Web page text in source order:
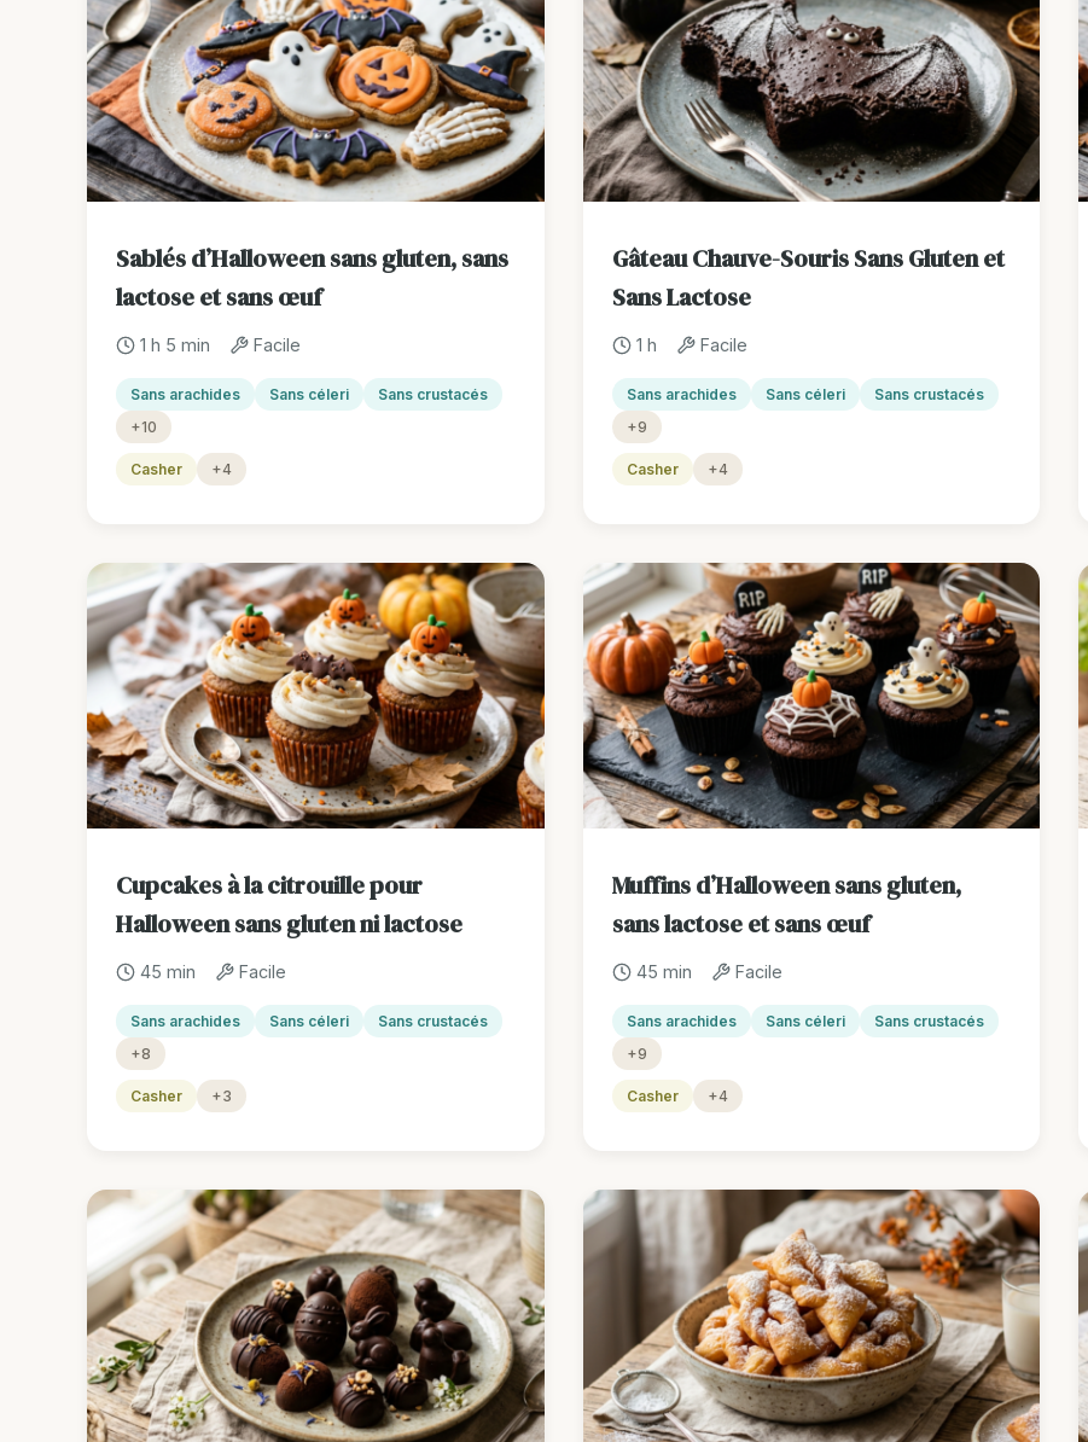
Sablés d’Halloween sans gluten, sans
lactose et sans œuf
1 h 5 min Facile
Sans arachides Sans céleri
Sans crustacés
+10
Casher +4
Gâteau Chauve-Souris Sans Gluten et
Sans Lactose
1 h Facile
Sans arachides Sans céleri
Sans crustacés
+9
Casher +4
Cupcakes à la citrouille pour
Halloween sans gluten ni lactose
45 min Facile
Sans arachides Sans céleri
Sans crustacés
+8
Casher +3
Muffins d’Halloween sans gluten,
sans lactose et sans œuf
45 min Facile
Sans arachides Sans céleri
Sans crustacés
+9
Casher +4